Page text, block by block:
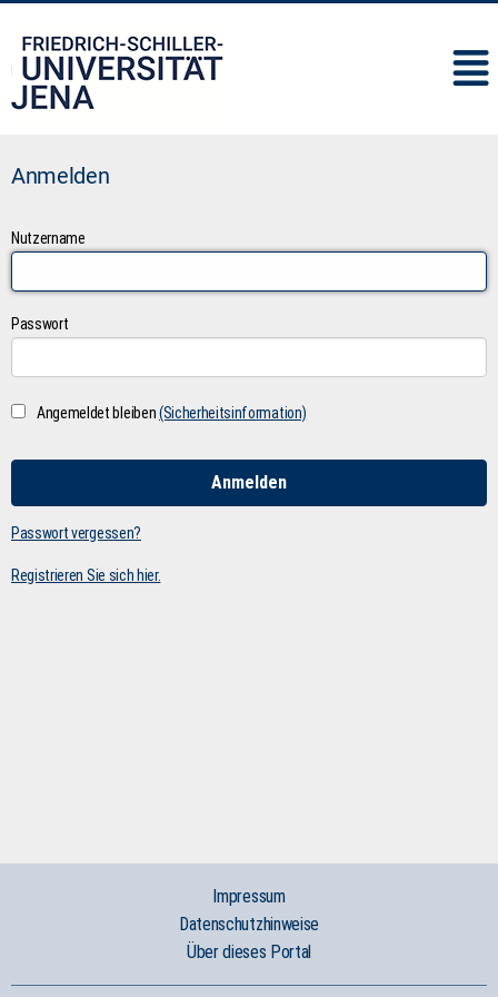
Anmelden
Nutzername
Passwort
Angemeldet bleiben(Sicherheitsinformation)
Passwort vergessen?
Registrieren Sie sich hier.
Impressum
Datenschutzhinweise
Über dieses Portal